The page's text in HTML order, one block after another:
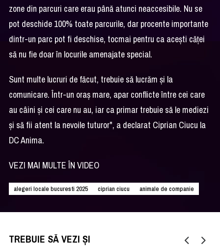
zone din parcuri care erau până atunci neaccesibile. Nu se
pot deschide 100% toate parcurile, dar procente importante
dintr-un parc pot fi deschise, tocmai pentru ca aceşti căţei
să nu fie doar în locurile amenajate special.
Sunt multe lucruri de făcut, trebuie să lucrăm şi la
comunicare. Într-un oraş mare, apar conflicte între cei care
au câini şi cei care nu au, iar ca primar trebuie să le mediezi
şi să fii atent la nevoile tuturor", a declarat Ciprian Ciucu la
DC Anima.
VEZI MAI MULTE ÎN VIDEO
alegeri locale bucuresti 2025 ciprian ciucu animale de companie
TREBUIE SĂ VEZI ȘI